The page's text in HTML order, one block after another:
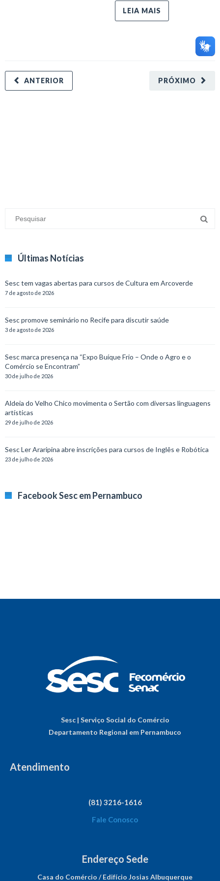
LEIA MAIS
PRÓXIMO
ANTERIOR
Últimas Notícias
Sesc tem vagas abertas para cursos de Cultura em Arcoverde
7 de agosto de 2026
Sesc promove seminário no Recife para discutir saúde
3 de agosto de 2026
Sesc marca presença na “Expo Buíque Frio – Onde o Agro e o
Comércio se Encontram”
30 de julho de 2026
Aldeia do Velho Chico movimenta o Sertão com diversas linguagens
artísticas
29 de julho de 2026
Sesc Ler Araripina abre inscrições para cursos de Inglês e Robótica
23 de julho de 2026
Facebook Sesc em Pernambuco
Sesc | Serviço Social do Comércio
Departamento Regional em Pernambuco
Atendimento
(81) 3216-1616
Fale Conosco
Endereço Sede
Casa do Comércio / Edifício Josias Albuquerque